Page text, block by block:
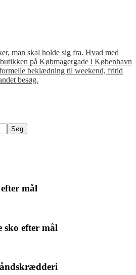
man skal holde sig fra. Hvad med
på Købmagergade i København
beklædning til weekend, fritid
besøg.
mål
sko efter mål